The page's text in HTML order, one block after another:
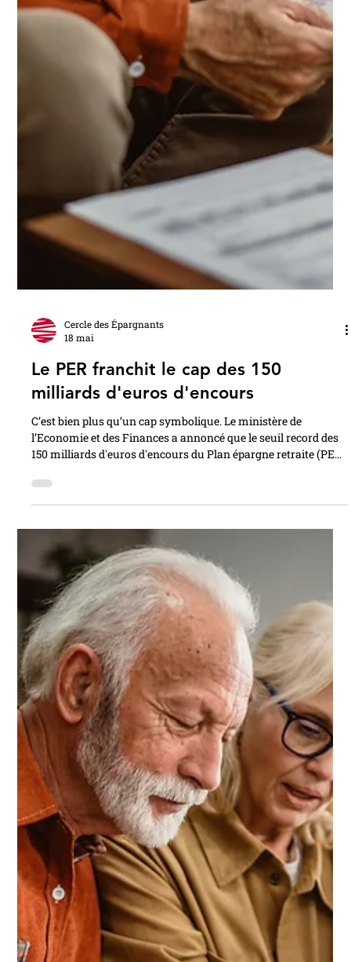
Cercle des Épargnants
18 mai
milliards d'euros d'encours
C’est bien plus qu’un cap symbolique. Le ministère de
l’Economie et des Finances a annoncé que le seuil record des
de 12,9 millions de titulaires de PER pour un total de 150,4
milliards d’euros d’encours. Cela s’explique notamment par
une hausse de 20% des encours l’an dernier, avec plus de 20
milliards d’euros de nouveaux versements. Une preuve
suppléme